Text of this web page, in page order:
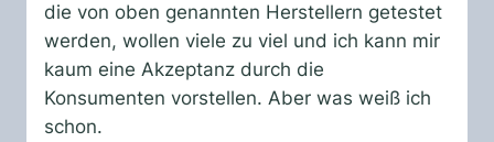
die von oben genannten Herstellern getestet
werden, wollen viele zu viel und ich kann mir
kaum eine Akzeptanz durch die
Konsumenten vorstellen. Aber was weiß ich
schon.